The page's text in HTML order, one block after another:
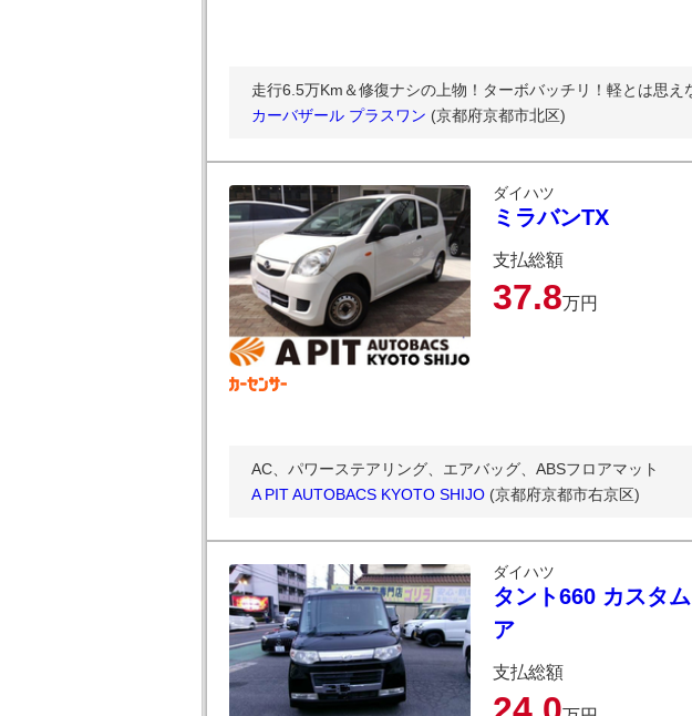
走行6.5万Km＆修復ナシの上物！ターボバッチリ！軽とは思
カーバザール プラスワン (京都府京都市北区)
ダイハツ
ミラバンTX
支払総額
37.8万円
AC、パワーステアリング、エアバッグ、ABSフロアマット
A PIT AUTOBACS KYOTO SHIJO (京都府京都市右京区)
ダイハツ
タント660 カスタ
ア
支払総額